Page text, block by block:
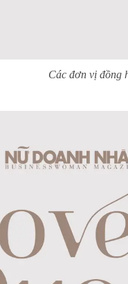
Các đơn vị đồng